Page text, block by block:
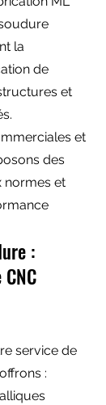
la
de
et
et
des
normes et
:
service de
: